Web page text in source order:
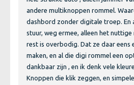
andere multiknoppen rommel.
dashbord zonder digitale troep. En
stuur, weg ermee, alleen het nuttige
rest is overbodig. Dat ze daar eens
maken, en al die digi rommel een
dankbaar zijn , en ik denk vele
Knoppen die klik zeggen, en